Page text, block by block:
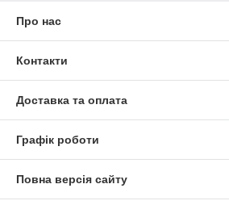
Про нас
Контакти
Доставка та оплата
Графік роботи
Повна версія сайту